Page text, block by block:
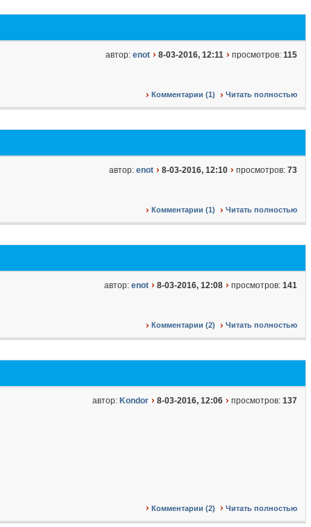
автор: enot 8-03-2016, 12:11 просмотров: 115
Комментарии (1) Читать полностью
автор: enot 8-03-2016, 12:10 просмотров: 73
Комментарии (1) Читать полностью
автор: enot 8-03-2016, 12:08 просмотров: 141
Комментарии (2) Читать полностью
автор: Kondor 8-03-2016, 12:06 просмотров: 137
Комментарии (2) Читать полностью